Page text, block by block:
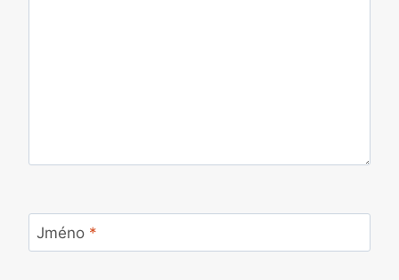
Jméno *